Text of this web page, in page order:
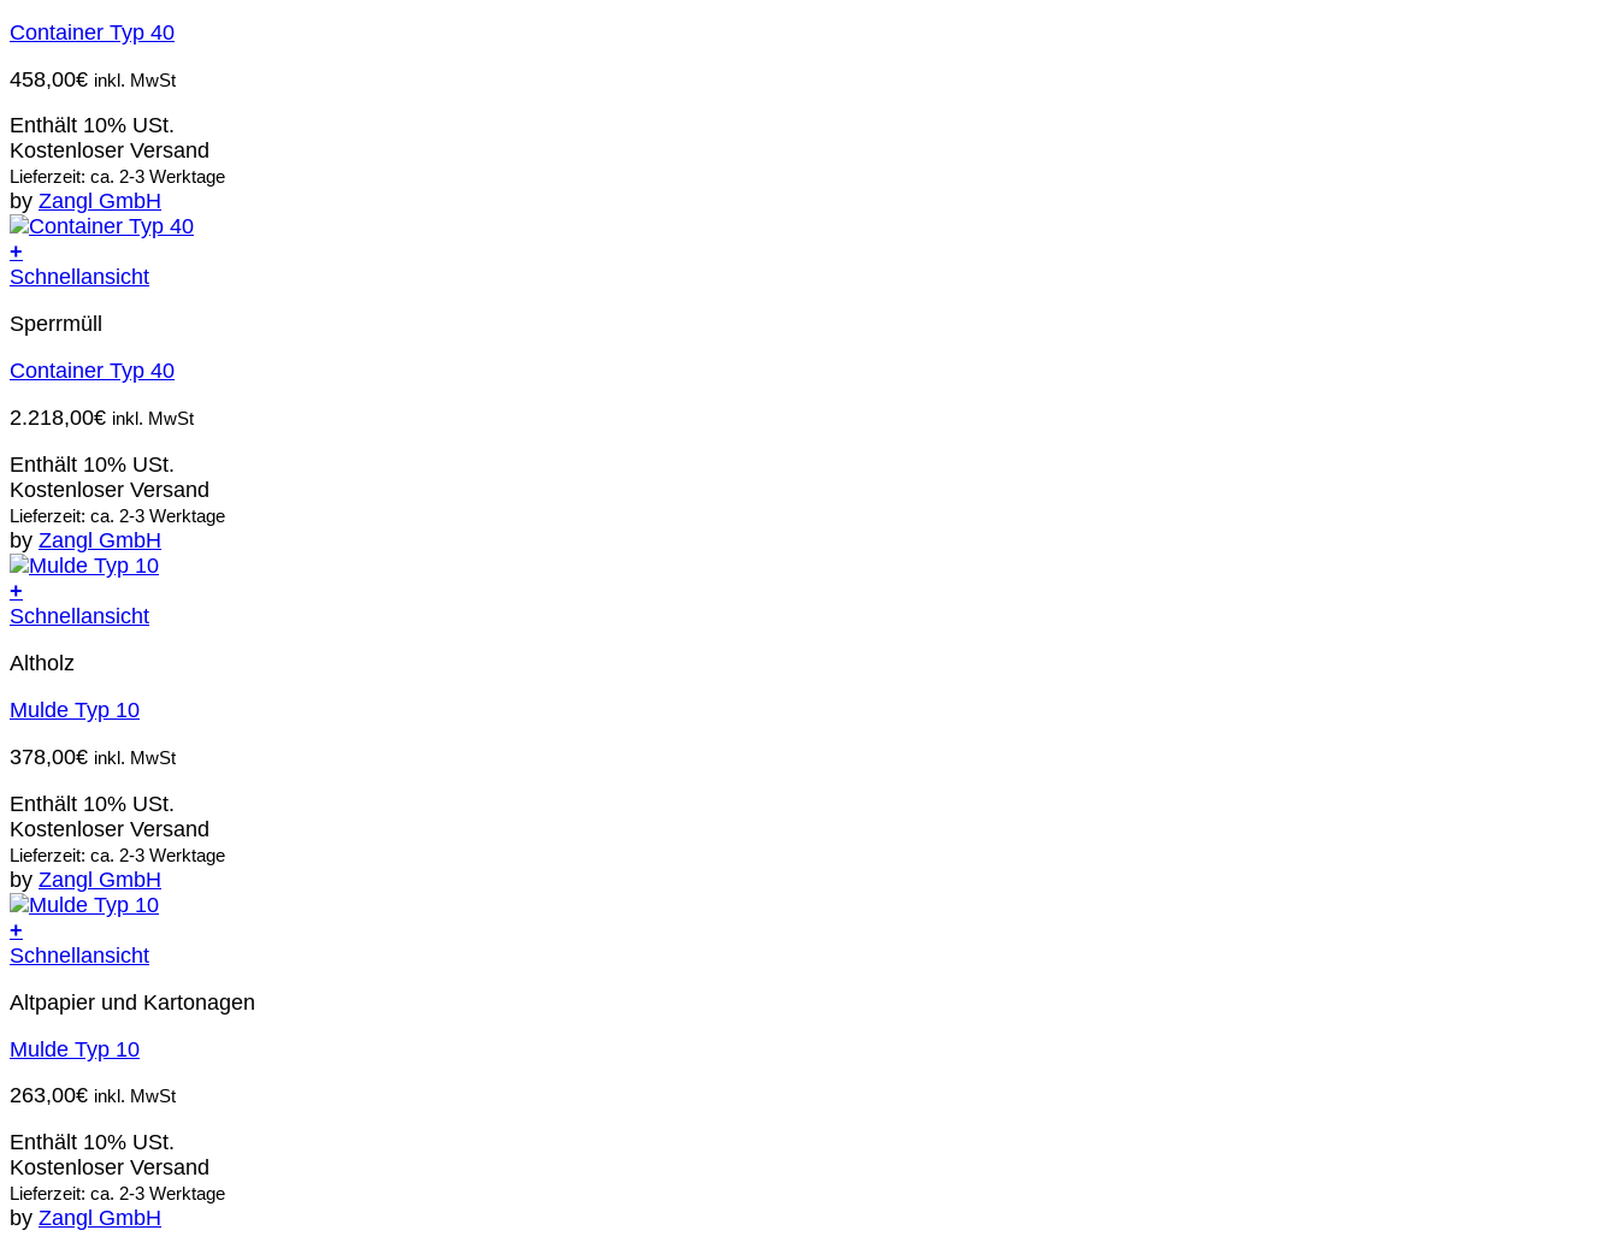
Container Typ 40
458,00€ inkl. MwSt
Enthält 10% USt.
Kostenloser Versand
Lieferzeit: ca. 2-3 Werktage
by Zangl GmbH
+
Schnellansicht
Sperrmüll
Container Typ 40
2.218,00€ inkl. MwSt
Enthält 10% USt.
Kostenloser Versand
Lieferzeit: ca. 2-3 Werktage
by Zangl GmbH
+
Schnellansicht
Altholz
Mulde Typ 10
378,00€ inkl. MwSt
Enthält 10% USt.
Kostenloser Versand
Lieferzeit: ca. 2-3 Werktage
by Zangl GmbH
+
Schnellansicht
Altpapier und Kartonagen
Mulde Typ 10
263,00€ inkl. MwSt
Enthält 10% USt.
Kostenloser Versand
Lieferzeit: ca. 2-3 Werktage
by Zangl GmbH